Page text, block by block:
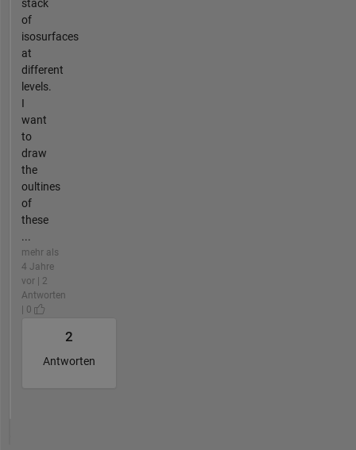
stack
of
isosurfaces
at
different
levels.
I
want
to
draw
the
oultines
of
these
...
mehr als
4 Jahre
vor | 2
Antworten
| 0
2
Antworten